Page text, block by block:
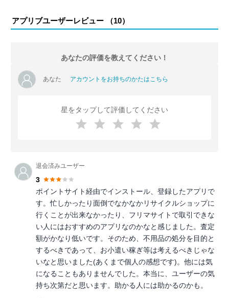
アプリブユーザーレビュー （10）
あなたの評価を教えてください！
あなた アカウントをお持ちのかたはこちら
星をタップして評価してください
退会済みユーザー
3
ポイントサイト経由でインストール、登録したアプリで
す。忙しかったり面倒でなかなかリサイクルショップに
行くことが出来なかったり、フリマサイトで取引できな
い人にはおすすめのアプリなのかなと感じました。査定
額がかなり低いです。そのため、不用品の処分を目的と
するべきであって、お小遣い稼ぎ等は考えるべきじゃな
いなと思いました(あくまで個人の感想です)。他には気
になることもありませんでした。本当に、ユーザーの気
持ち次第だと思います。助かる人には助かるのかも。